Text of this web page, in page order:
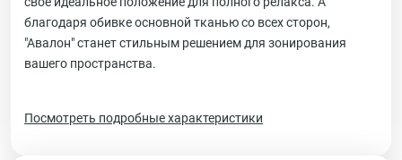
благодаря обивке основной тканью со всех сторон,
"Авалон" станет стильным решением для зонирования
вашего пространства.
Посмотреть подробные характеристики